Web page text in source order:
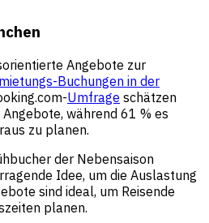
Angebote zur
Buchungen in der
Umfrage schätzen
während 61 % es
zu planen.
der Nebensaison
Idee, um die Auslastung
sind ideal, um Reisende
planen.